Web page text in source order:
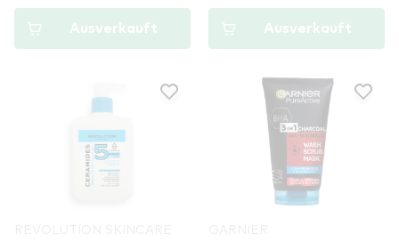
Ausverkauft Ausverkauft